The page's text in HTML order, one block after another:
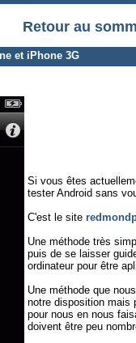
Retour au
et iPhone 3G
Si vous êtes
tester Android sans
C'est le site
Une méthode très
puis de se laisser
ordinateur pour être
Une méthode que
notre disposition mais
pour nous en nous
doivent être peu